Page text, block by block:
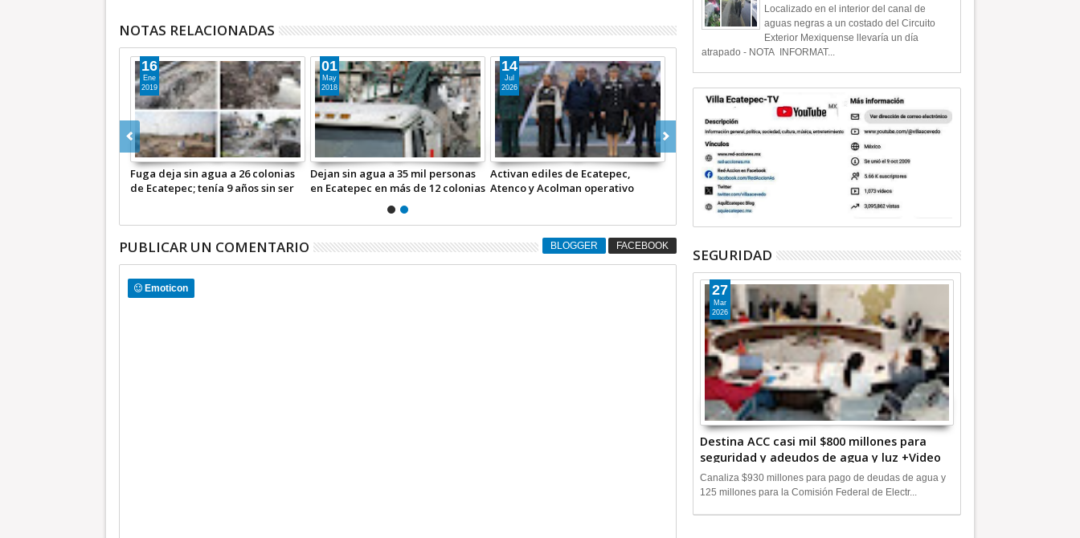
NOTAS RELACIONADAS
Fuga deja sin agua a 26 colonias
de Ecatepec; tenía 9 años sin ser
16
Ene
2019
Dejan sin agua a 35 mil personas
en Ecatepec en más de 12 colonias
01
May
2018
Activan ediles de Ecatepec,
Atenco y Acolman operativo
14
Jul
2026
PUBLICAR UN COMENTARIO BLOGGER FACEBOOK
Emoticon
Localizado en el interior del canal de
aguas negras a un costado del Circuito
Exterior Mexiquense llevaría un día
atrapado - NOTA INFORMAT...
SEGURIDAD
Destina ACC casi mil $800 millones para
seguridad y adeudos de agua y luz +Video
27
Mar
2026
Canaliza $930 millones para pago de deudas de agua y
125 millones para la Comisión Federal de Electr...